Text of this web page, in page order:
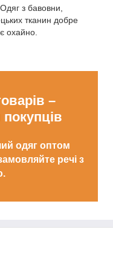
Одяг з бавовни,
тканин добре
охайно.
–
одяг оптом
речі з